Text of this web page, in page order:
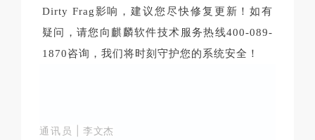
Dirty Frag影响，建议您尽快修复更新！如有
疑问，请您向麒麟软件技术服务热线400-089-
1870咨询，我们将时刻守护您的系统安全！
通讯员
李文杰